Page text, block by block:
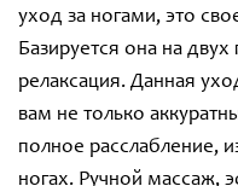
уход за ногами, это
Базируется она на
релаксация. Данная
вам не только
полное расслабление,
ногах. Ручной массаж,